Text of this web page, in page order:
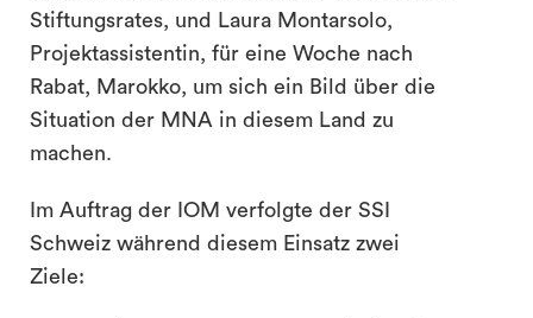
Stiftungsrates, und Laura Montarsolo,
Projektassistentin, für eine Woche nach
Rabat, Marokko, um sich ein Bild über die
Situation der MNA in diesem Land zu
machen.
Im Auftrag der IOM verfolgte der SSI
Schweiz während diesem Einsatz zwei
Ziele: